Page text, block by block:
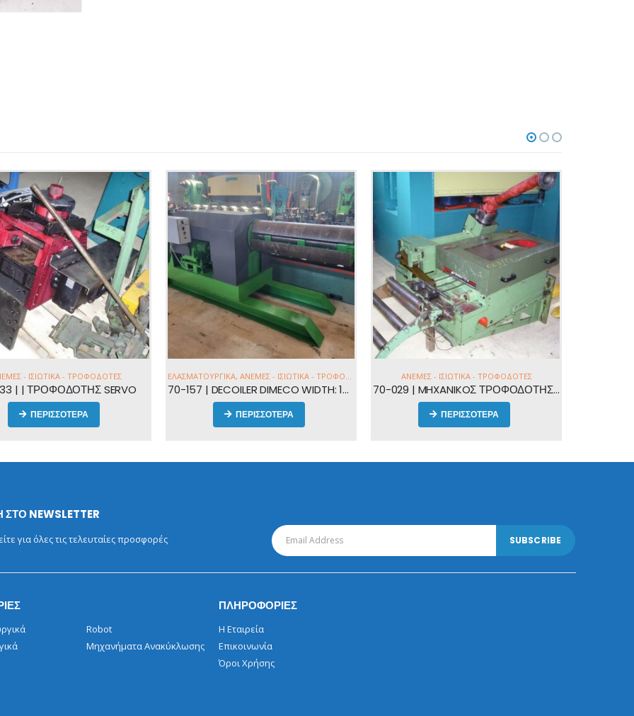
,ΑΝΕΜΕΣ - ΙΣΙΩΤΙΚΑ - ΤΡΟΦΟΔΟΤΕΣ
ΠΕΡΙΣΣΟΤΕΡΑ
ΑΝΕΜΕΣ - ΙΣΙΩΤΙΚΑ - ΤΡΟΦΟΔΟΤΕΣ
70-029 | MHXANIKOΣ ΤΡΟΦΟΔΟΤΗΣ | WEINGARTEN
ΠΕΡΙΣΣΟΤΕΡΑ
ΕΛΑΣΜΑΤΟΥΡΓΙΚΆ ,ΑΝΕΜΕΣ - ΙΣΙΩΤΙΚΑ - ΤΡΟΦΟΔΟΤΕΣ
70-159 | OMERA DIAMETER: 1200mm
ΠΕΡΙΣΣΟΤΕΡΑ
NEWSLETTER
για όλες τις τελευταίες προσφορές
Robot
Μηχανήματα Ανακύκλωσης
ΠΛΗΡΟΦΟΡΙΕΣ
Η Εταιρεία
Επικοινωνία
Όροι Χρήσης